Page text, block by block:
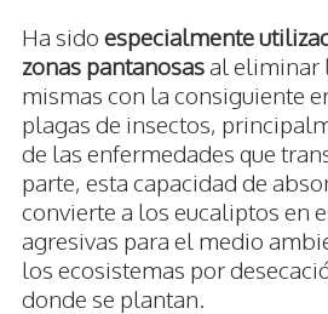
Ha sido especialmente
zonas pantanosasal eliminar
mismas con la consiguiente
plagas de insectos,
de las enfermedades que
parte, esta capacidad de
convierte a los eucaliptos en
agresivas para el medio
los ecosistemas por
donde se plantan.